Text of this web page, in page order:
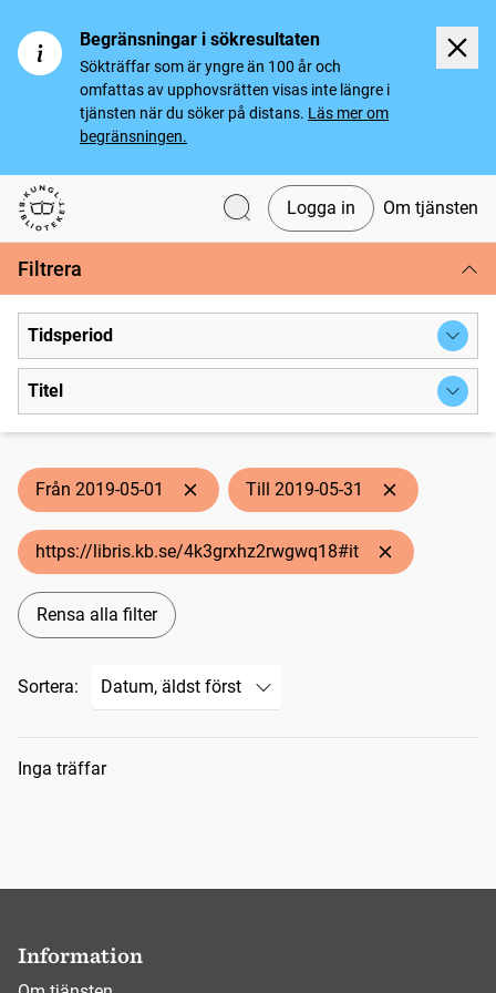
Begränsningar i sökresultaten
Sökträffar som är yngre än 100 år och
omfattas av upphovsrätten visas inte längre i
tjänsten när du söker på distans. Läs mer om
begränsningen.
Svenska tidningar
Logga in Om tjänsten
Filtrera
Tidsperiod
Titel
Från 2019-05-01 Till 2019-05-31
https://libris.kb.se/4k3grxhz2rwgwq18#it
Rensa alla filter
Sortera:
Sökresultat
Inga träffar
Information